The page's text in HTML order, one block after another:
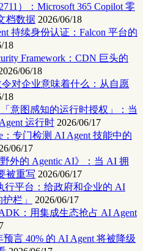
）：Microsoft 365 Copilot 零
档数据 2026/06/18
持续身份认证：Falcon 平台的
18
Framework：CDN 巨头的
06/18
对企业意味着什么：从自愿
18
意图感知的运行时授权」：当
运行时 2026/06/17
：专门检测 AI Agent 技能中的
06/17
外的 Agentic AI》：当 AI 拥
被重写 2026/06/17
行平台：给政府和企业的 AI
栏」
2026/06/17
：用集成生态抢占 AI Agent
预言 40% 的 AI Agent 将被降级